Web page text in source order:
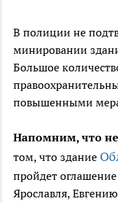
В полиции не
минировании
Большое
повышенными
Напомним, что
том, что здание
пройдет
Ярославля,